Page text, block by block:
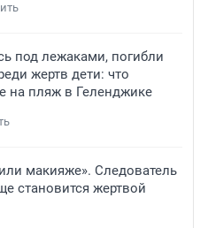
под лежаками, погибли
жертв дети: что
на пляж в Геленджике
макияже». Следователь
становится жертвой